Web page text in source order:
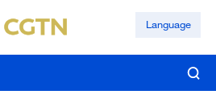
Language